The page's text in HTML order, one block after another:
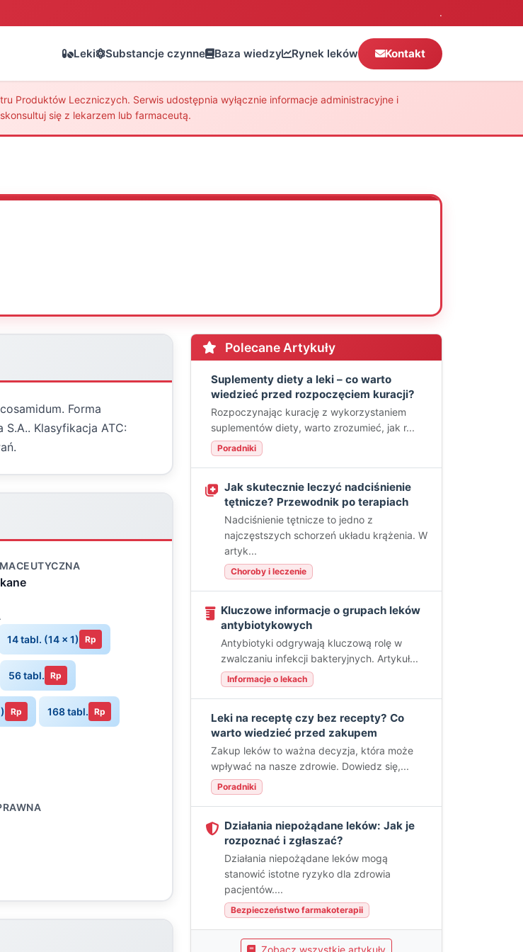
.
Leki Substancje czynne Baza wiedzy Rynek leków Kontakt
Produktów Leczniczych. Serwis udostępnia wyłącznie informacje administracyjne i
się z lekarzem lub farmaceutą.
Forma
Klasyfikacja ATC:
14 tabl. (14 x 1) Rp
56 tabl. Rp
Rp 168 tabl. Rp
Polecane Artykuły
Suplementy diety a leki – co warto
wiedzieć przed rozpoczęciem kuracji?
Rozpoczynając kurację z wykorzystaniem
suplementów diety, warto zrozumieć, jak r...
Poradniki
Jak skutecznie leczyć nadciśnienie
tętnicze? Przewodnik po terapiach
Nadciśnienie tętnicze to jedno z
najczęstszych schorzeń układu krążenia. W
artyk...
Choroby i leczenie
Kluczowe informacje o grupach leków
antybiotykowych
Antybiotyki odgrywają kluczową rolę w
zwalczaniu infekcji bakteryjnych. Artykuł...
Informacje o lekach
Leki na receptę czy bez recepty? Co
warto wiedzieć przed zakupem
Zakup leków to ważna decyzja, która może
wpływać na nasze zdrowie. Dowiedz się,...
Poradniki
Działania niepożądane leków: Jak je
rozpoznać i zgłaszać?
Działania niepożądane leków mogą
stanowić istotne ryzyko dla zdrowia
pacjentów....
Bezpieczeństwo farmakoterapii
Zobacz wszystkie artykuły